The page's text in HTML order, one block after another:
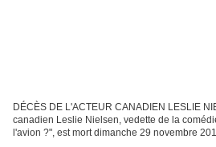
DÉCÈS DE L'ACTEUR CANADIEN LESLIE
canadien Leslie Nielsen, vedette de la
l'avion ?", est mort dimanche 29 novembre